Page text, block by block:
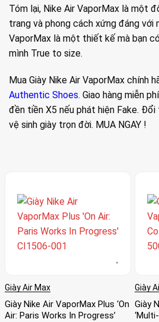
Tóm lại, Nike Air VaporMax là một
trang và phong cách xứng đáng với
VaporMax là một thiết kế mà bạn
mình True to size.
Mua Giày Nike Air VaporMax chính
Authentic Shoes. Giao hàng miễn
đền tiền X5 nếu phát hiện Fake. Đổi
vệ sinh giày trọn đời. MUA NGAY !
Giày Air Max
Giày Nike Air VaporMax Plus ‘On
Air: Paris Works In Progress’
Giày
Giày